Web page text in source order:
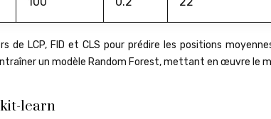
de LCP, FID et CLS pour prédire les positions
un modèle Random Forest, mettant en œuvre le
learn